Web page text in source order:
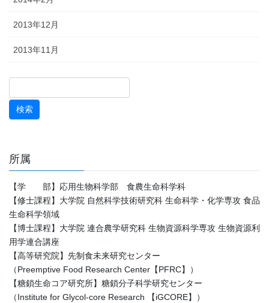
2013年12月
2013年11月
所属
【学 部】応用生物科学部 食農生命科学科
【修士課程】大学院 自然科学技術研究科 生命科学・化学専攻 食品
生命科学領域
【博士課程】大学院 連合農学研究科 生物資源科学専攻 生物資源利
用学連合講座
【高等研究院】先制食未来研究センター
（Preemptive Food Research Center【PFRC】）
【糖鎖生命コア研究所】糖鎖分子科学研究センター
（Institute for Glycol-core Research 【iGCORE】）